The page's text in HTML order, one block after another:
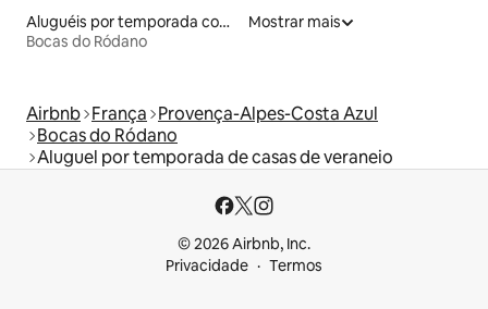
Aluguéis por temporada com caiaque
Bocas do Ródano
Mostrar mais
Airbnb França Provença-Alpes-Costa Azul
Bocas do Ródano
Aluguel por temporada de casas de veraneio
© 2026 Airbnb, Inc.
Privacidade
Termos